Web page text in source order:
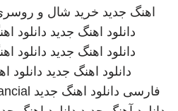
اهنگ جدید خرید شال و
دانلود اهنگ جدید دانلود
دانلود اهنگ جدید دانلود
دانلود اهنگ جدید دانلود
فارسی دانلود اهنگ جدید